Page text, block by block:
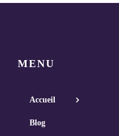
MENU
Accueil
Blog